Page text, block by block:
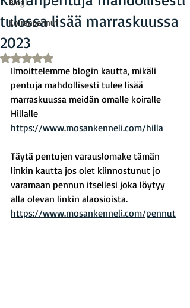
Blogi
Koiranpennut
tulossa lisää marraskuussa
2023
Arvostelun tähtimäärä: epäluku/5
Ilmoittelemme blogin kautta, mikäli
pentuja mahdollisesti tulee lisää
marraskuussa meidän omalle koiralle
Hillalle
https://www.mosankenneli.com/hilla
Täytä pentujen varauslomake tämän
linkin kautta jos olet kiinnostunut jo
varamaan pennun itsellesi joka löytyy
alla olevan linkin alaosioista.
https://www.mosankenneli.com/pennut